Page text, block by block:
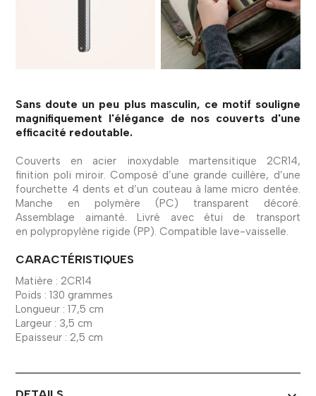
Sans doute un peu plus masculin, ce motif souligne
magnifiquement l'élégance de nos couverts d'une
efficacité redoutable.
Couverts en acier inoxydable martensitique 2CR14,
finition poli miroir. Composé d’une grande cuillère, d’une
fourchette 4 dents et d’un couteau à lame micro dentée.
Manche en polymère (PC) transparent décoré.
Assemblage aimanté. Livré avec étui de transport
en polypropylène rigide (PP). Compatible lave-vaisselle.
CARACTÉRISTIQUES
Matière : 2CR14
Poids : 130 grammes
Longueur : 17,5 cm
Largeur : 3,5 cm
Epaisseur : 2,5 cm